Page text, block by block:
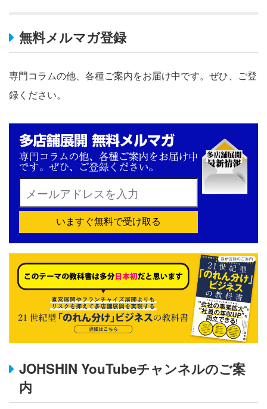
無料メルマガ登録
専門コラムの他、各種ご案内をお届け中です。ぜひ、ご登
録ください。
いますぐ無料で受け取る
JOHSHIN YouTubeチャンネルのご案
内